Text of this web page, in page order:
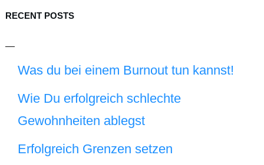
RECENT POSTS
Was du bei einem Burnout tun kannst!
Wie Du erfolgreich schlechte
Gewohnheiten ablegst
Erfolgreich Grenzen setzen